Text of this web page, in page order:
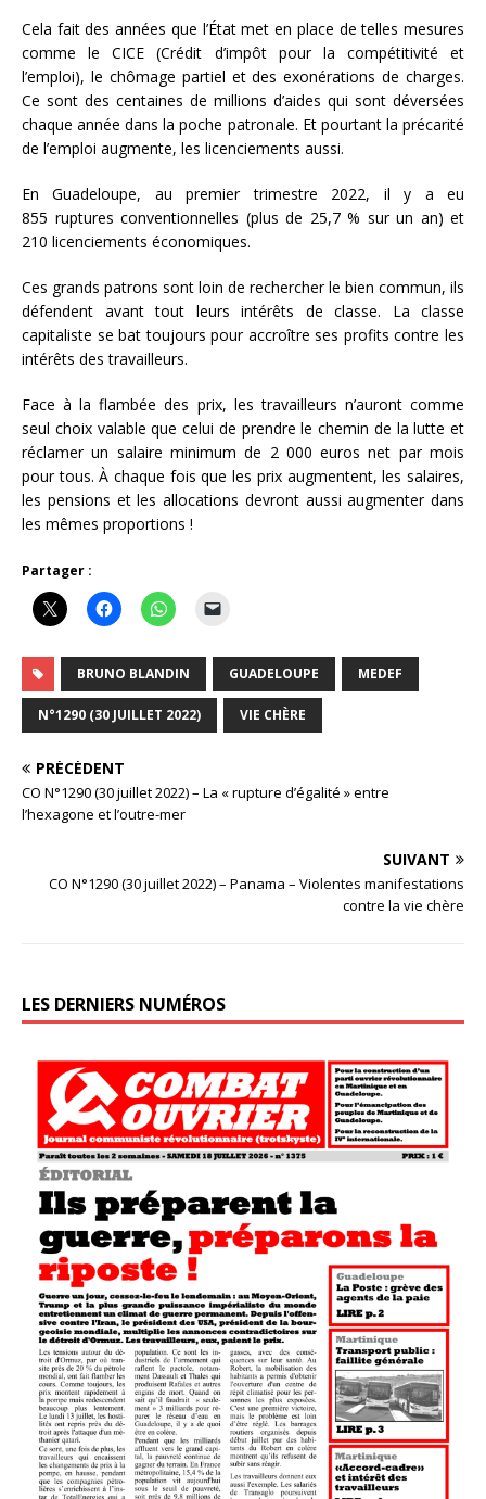
Cela fait des années que l’État met en place de telles mesures
comme le CICE (Crédit d’impôt pour la compétitivité et
l’emploi), le chômage partiel et des exonérations de charges.
Ce sont des centaines de millions d’aides qui sont déversées
chaque année dans la poche patronale. Et pourtant la précarité
de l’emploi augmente, les licenciements aussi.
En Guadeloupe, au premier trimestre 2022, il y a eu
855 ruptures conventionnelles (plus de 25,7 % sur un an) et
210 licenciements économiques.
Ces grands patrons sont loin de rechercher le bien commun, ils
défendent avant tout leurs intérêts de classe. La classe
capitaliste se bat toujours pour accroître ses profits contre les
intérêts des travailleurs.
Face à la flambée des prix, les travailleurs n’auront comme
seul choix valable que celui de prendre le chemin de la lutte et
réclamer un salaire minimum de 2 000 euros net par mois
pour tous. À chaque fois que les prix augmentent, les salaires,
les pensions et les allocations devront aussi augmenter dans
les mêmes proportions !
Partager :
BRUNO BLANDIN GUADELOUPE MEDEF
N°1290 (30 JUILLET 2022) VIE CHÈRE
PRÉCÉDENT
CO N°1290 (30 juillet 2022) – La « rupture d’égalité » entre
l’hexagone et l’outre-mer
SUIVANT
CO N°1290 (30 juillet 2022) – Panama – Violentes manifestations
contre la vie chère
LES DERNIERS NUMÉROS